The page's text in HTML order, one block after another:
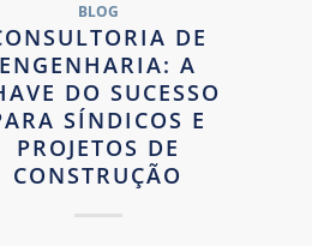
BLOG
DE
ENGENHARIA: A
DO SUCESSO
SÍNDICOS E
PROJETOS DE
CONSTRUÇÃO